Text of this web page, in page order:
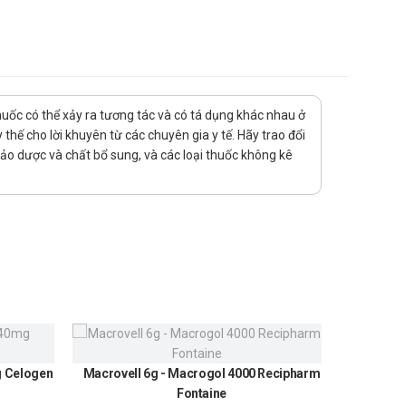
khi sử dụng.
có thể xảy ra tương tác và có tá dụng khác nhau ở
cho lời khuyên từ các chuyên gia y tế. Hãy trao đổi
dược và chất bổ sung, và các loại thuốc không kê
Celogen
Macrovell 6g - Macrogol 4000 Recipharm
Fontaine